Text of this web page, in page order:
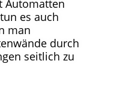
Automatten
es auch
man
durch
seitlich zu